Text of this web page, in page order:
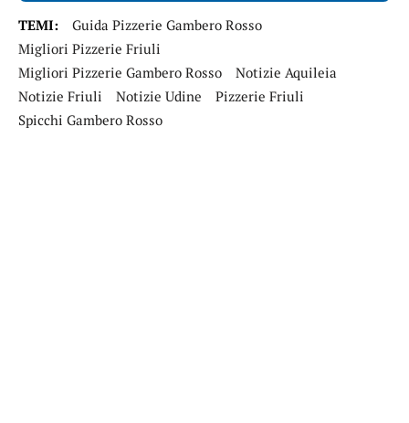
TEMI:
Guida Pizzerie Gambero Rosso
Migliori Pizzerie Friuli
Migliori Pizzerie Gambero Rosso
Notizie Aquileia
Notizie Friuli
Notizie Udine
Pizzerie Friuli
Spicchi Gambero Rosso